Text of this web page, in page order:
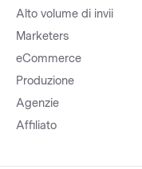
Alto volume di invii
Marketers
eCommerce
Produzione
Agenzie
Affiliato